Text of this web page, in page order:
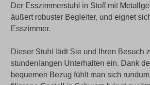
Der Esszimmerstuhl in Stoff mit
äußert robuster Begleiter, und eignet
Esszimmer.
Dieser Stuhl lädt Sie und Ihren Besuch
stundenlangen Unterhalten ein. Dank
bequemen Bezug fühlt man sich